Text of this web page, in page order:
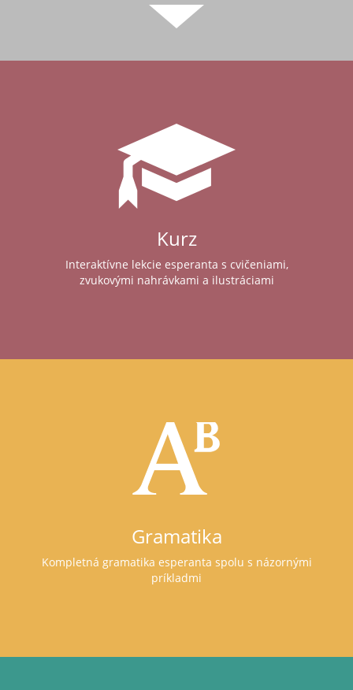
Kurz
Interaktívne lekcie esperanta s cvičeniami,
zvukovými nahrávkami a ilustráciami
Gramatika
Kompletná gramatika esperanta spolu s názornými
príkladmi